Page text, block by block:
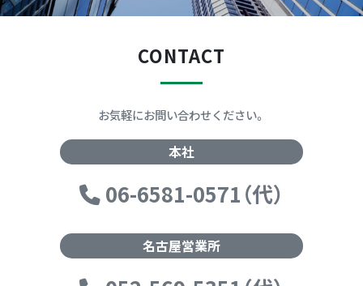
CONTACT
お気軽にお問い合わせください。
本社
06-6581-0571（代）
名古屋営業所